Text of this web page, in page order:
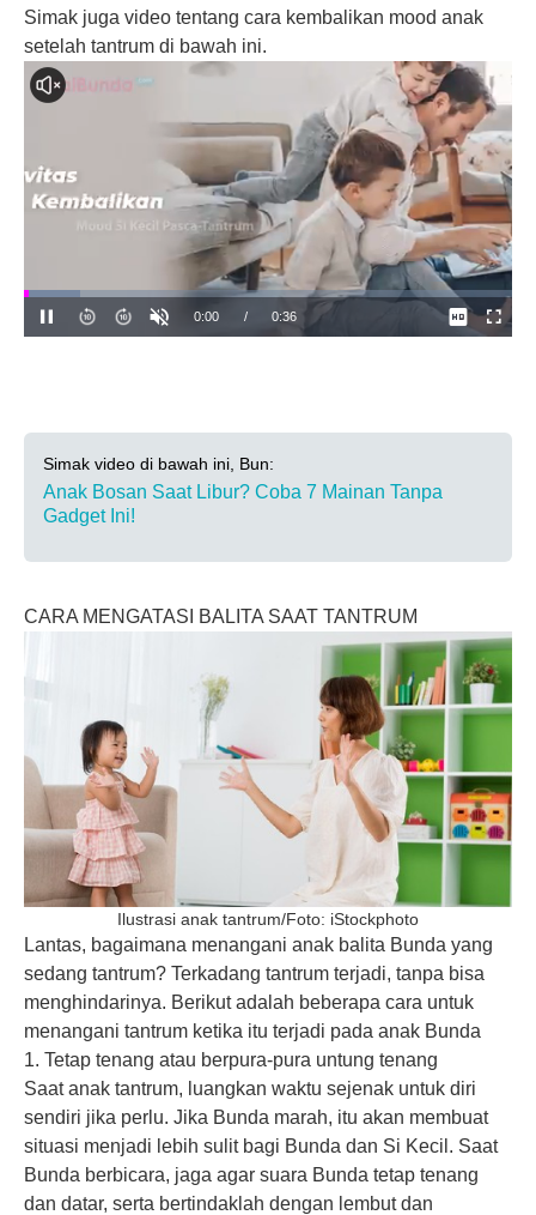
Simak juga video tentang cara kembalikan mood anak
setelah tantrum di bawah ini.
Simak video di bawah ini, Bun:
Anak Bosan Saat Libur? Coba 7 Mainan Tanpa
Gadget Ini!
CARA MENGATASI BALITA SAAT TANTRUM
Ilustrasi anak tantrum/Foto: iStockphoto
Lantas, bagaimana menangani anak balita Bunda yang
sedang tantrum? Terkadang tantrum terjadi, tanpa bisa
menghindarinya. Berikut adalah beberapa cara untuk
menangani tantrum ketika itu terjadi pada anak Bunda
1. Tetap tenang atau berpura-pura untung tenang
Saat anak tantrum, luangkan waktu sejenak untuk diri
sendiri jika perlu. Jika Bunda marah, itu akan membuat
situasi menjadi lebih sulit bagi Bunda dan Si Kecil. Saat
Bunda berbicara, jaga agar suara Bunda tetap tenang
dan datar, serta bertindaklah dengan lembut dan